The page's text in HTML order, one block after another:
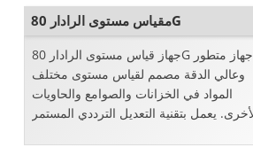
مقياس مستوى الرادار 80G
جهاز قياس مستوى الرادار 80G هو جهاز متطور
وعالي الدقة مصمم لقياس مستوى مختلف
المواد في الخزانات والصوامع والحاويات